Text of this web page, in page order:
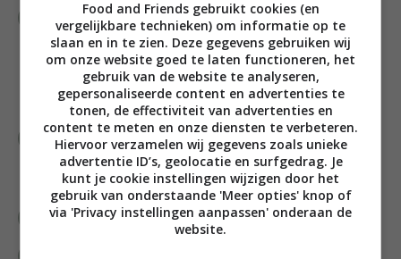
Snijd de aubergines overlangs in 4 à 6 dikke
sneden. Kruid met olie, peper en zout en gril
kort en krachtig op een grilplaat. Bestrijk elke
snede aubergine met een borsteltje
met wat hoisinsaus en bestrooi met sesam.
Verwarm de passata in een steelpan. Je kunt
ook wat look, ajuin en/of kruiden toevoegen,
maar wees voorzichtig met zout.
Warm de oven voor op 200 °C.
Food and Friends gebruikt cookies (en
vergelijkbare technieken) om informatie op te
slaan en in te zien. Deze gegevens gebruiken wij
om onze website goed te laten functioneren, het
gebruik van de website te analyseren,
gepersonaliseerde content en advertenties te
tonen, de effectiviteit van advertenties en
content te meten en onze diensten te verbeteren.
Hiervoor verzamelen wij gegevens zoals unieke
advertentie ID’s, geolocatie en surfgedrag. Je
kunt je cookie instellingen wijzigen door het
gebruik van onderstaande 'Meer opties' knop of
via 'Privacy instellingen aanpassen' onderaan de
website.